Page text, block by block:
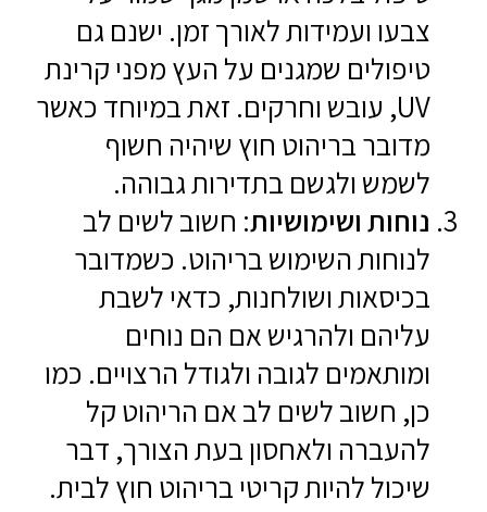
צבעו ועמידות לאורך זמן. ישנם גם
טיפולים שמגנים על העץ מפני קרינת
UV, עובש וחרקים. זאת במיוחד כאשר
מדובר בריהוט חוץ שיהיה חשוף
לשמש ולגשם בתדירות גבוהה.
נוחות ושימושיות: חשוב לשים לב
לנוחות השימוש בריהוט. כשמדובר
בכיסאות ושולחנות, כדאי לשבת
עליהם ולהרגיש אם הם נוחים
ומותאמים לגובה ולגודל הרצויים. כמו
כן, חשוב לשים לב אם הריהוט קל
להעברה ולאחסון בעת הצורך, דבר
שיכול להיות קריטי בריהוט חוץ לבית.